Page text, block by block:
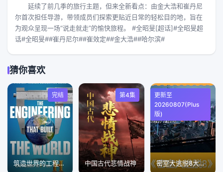
延续了前几季的旅行主题，但来全新看点：由金大浩和崔丹尼
尔首次担任导游，带领成员们探索更贴近日常的轻松目的地，旨在
为观众呈现一场“说走就走”的愉快旅程。 #全昭旻[超话]#全昭旻超
话#全昭旻##崔丹尼尔##崔效定##金大浩##哈尔滨#
猜你喜欢
完结
筑造世界的工程第一季
第4集
中国古代悲情战神
更新至
20260807(Plus
版)
密室大逃脱8大神版